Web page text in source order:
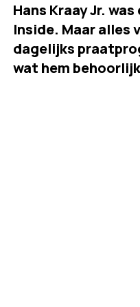
Hans Kraay Jr.
Inside. Maar alles
dagelijks
wat hem